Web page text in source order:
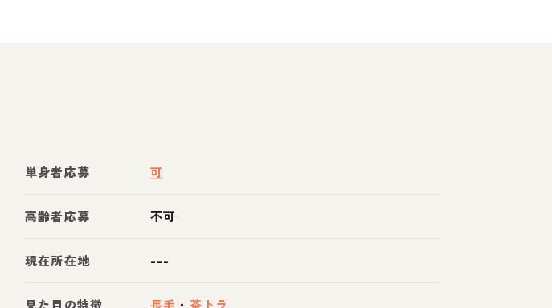
単身者応募 可
高齢者応募 不可
現在所在地 ---
見た目の特徴 長毛 ・ 茶トラ